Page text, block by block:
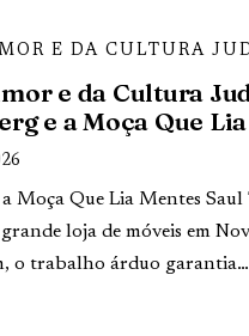
E DA CULTURA
e da Cultura
e a Moça Que
Moça Que Lia Mentes
loja de móveis em
o trabalho árduo garantia…